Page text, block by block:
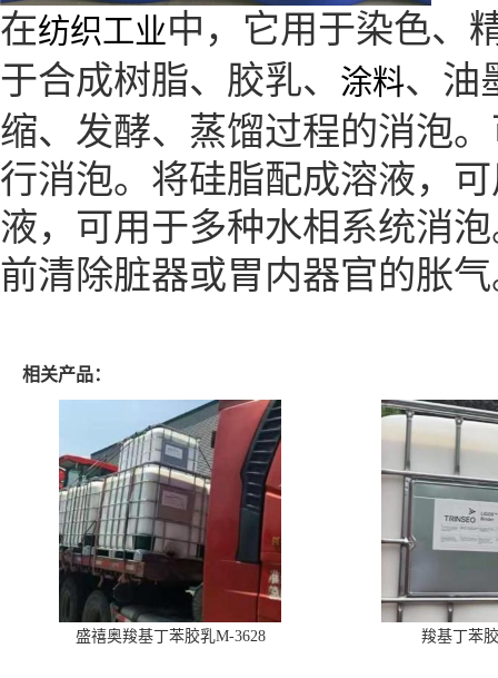
在纺织工业中，它用于染色、
于合成树脂、胶乳、
涂料、油
缩、发酵、蒸馏过程的消泡
行消泡。将硅脂配成溶液，
液，可用于多种水相系统消
前清除脏器或胃内器官的胀
相关产品：
盛禧奥羧基丁苯胶乳M-3628 羧基丁苯